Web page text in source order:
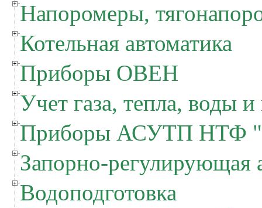
Напоромеры,
Котельная автоматика
Приборы ОВЕН
Учет газа, тепла, воды и
Приборы АСУТП НТФ
Запорно-регулирующая
Водоподготовка